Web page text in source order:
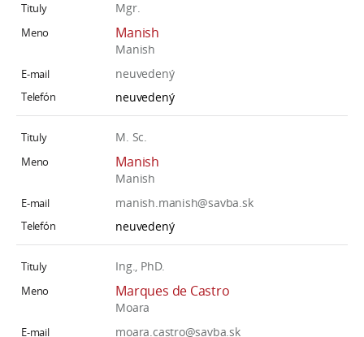
Mgr.
Manish
Manish
neuvedený
neuvedený
M. Sc.
Manish
Manish
manish.manish@savba.sk
neuvedený
Ing., PhD.
Marques de Castro
Moara
moara.castro@savba.sk